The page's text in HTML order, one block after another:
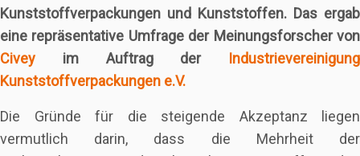
Kunststoffverpackungen und Kunststoffen. Das ergab
eine repräsentative Umfrage der Meinungsforscher von
Civey im Auftrag der Industrievereinigung
Kunststoffverpackungen e.V.
Die Gründe für die steigende Akzeptanz liegen
vermutlich darin, dass die Mehrheit der